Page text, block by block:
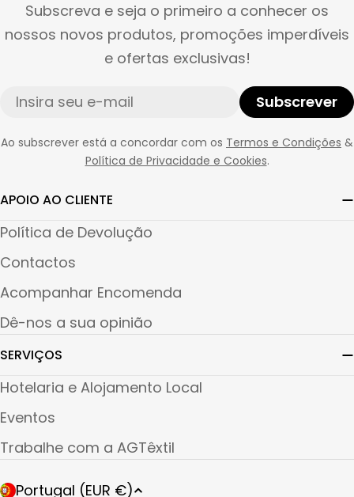
APOIO AO CLIENTE
Política de Devolução
Contactos
Acompanhar Encomenda
Dê-nos a sua opinião
SERVIÇOS
Hotelaria e Alojamento Local
Eventos
Trabalhe com a AGTêxtil
Subscreva e seja o primeiro a conhecer os
nossos novos produtos, promoções imperdíveis
e ofertas exclusivas!
Subscrever
Ao subscrever está a concordar com os Termos e Condições &
Política de Privacidade e Cookies.
P
Portugal (EUR €)